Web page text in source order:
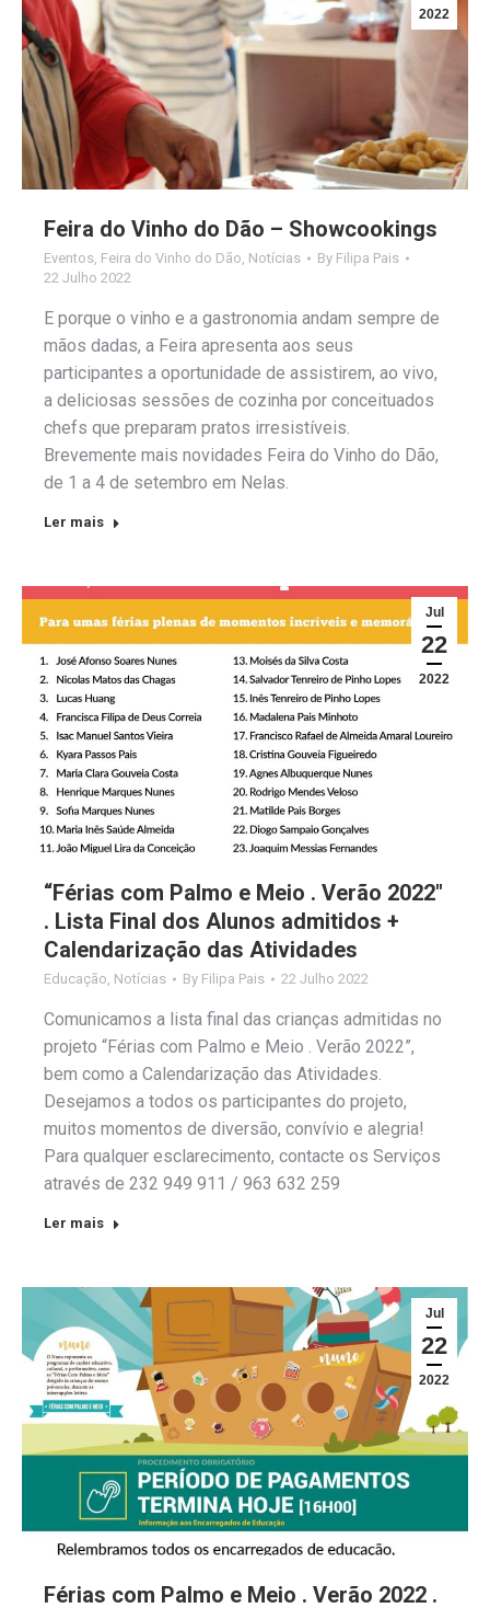
2022
Feira do Vinho do Dão – Showcookings
Eventos, Feira do Vinho do Dão, Notícias By Filipa Pais
22 Julho 2022
E porque o vinho e a gastronomia andam sempre de
mãos dadas, a Feira apresenta aos seus
participantes a oportunidade de assistirem, ao vivo,
a deliciosas sessões de cozinha por conceituados
chefs que preparam pratos irresistíveis.
Brevemente mais novidades Feira do Vinho do Dão,
de 1 a 4 de setembro em Nelas.
Ler mais
Jul
22
2022
“Férias com Palmo e Meio . Verão 2022″
. Lista Final dos Alunos admitidos +
Calendarização das Atividades
Educação, Notícias By Filipa Pais 22 Julho 2022
Comunicamos a lista final das crianças admitidas no
projeto “Férias com Palmo e Meio . Verão 2022”,
bem como a Calendarização das Atividades.
Desejamos a todos os participantes do projeto,
muitos momentos de diversão, convívio e alegria!
Para qualquer esclarecimento, contacte os Serviços
através de 232 949 911 / 963 632 259
Ler mais
Jul
22
2022
Férias com Palmo e Meio . Verão 2022 .